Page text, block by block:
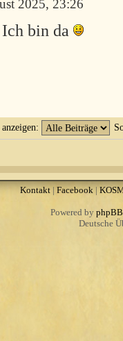
2025, 23:26
bin da
Kontakt| Facebook|
Powered by phpBB
Deutsche